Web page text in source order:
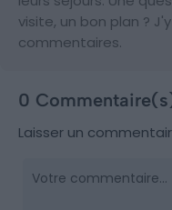
visite, un bon plan ?
commentaires.
0
Laisser un